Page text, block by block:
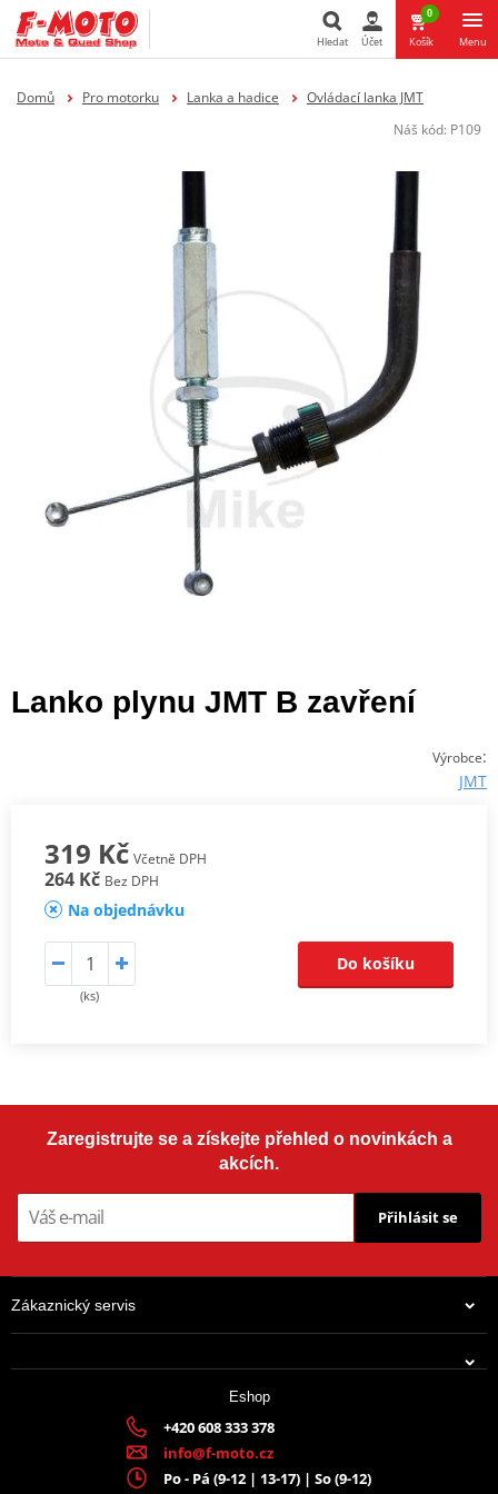
Hledat
Hledat Účet
0
Košík Menu
Domů Pro motorku Lanka a hadice
Ovládací lanka JMT
Náš kód: P109
Lanko plynu JMT B zavření
Výrobce:
JMT
319 Kč Včetně DPH
264 Kč Bez DPH
Na objednávku
(ks)
Do košíku
Zaregistrujte se a získejte přehled o novinkách a
akcích.
Přihlásit se
Zákaznický servis
Eshop
+420 608 333 378
info@f-moto.cz
Po - Pá (9-12 | 13-17) | So (9-12)